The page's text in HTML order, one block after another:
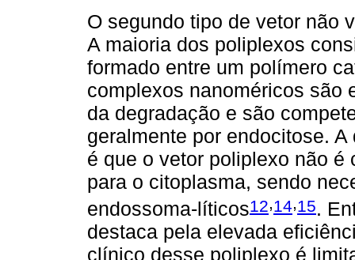
O segundo tipo de vetor não
A maioria dos poliplexos
formado entre um polímero
complexos nanoméricos são
da degradação e são
geralmente por endocitose.
é que o vetor poliplexo não é
para o citoplasma, sendo
endossoma-líticos12,14,15.
destaca pela elevada
clínico desse poliplexo é